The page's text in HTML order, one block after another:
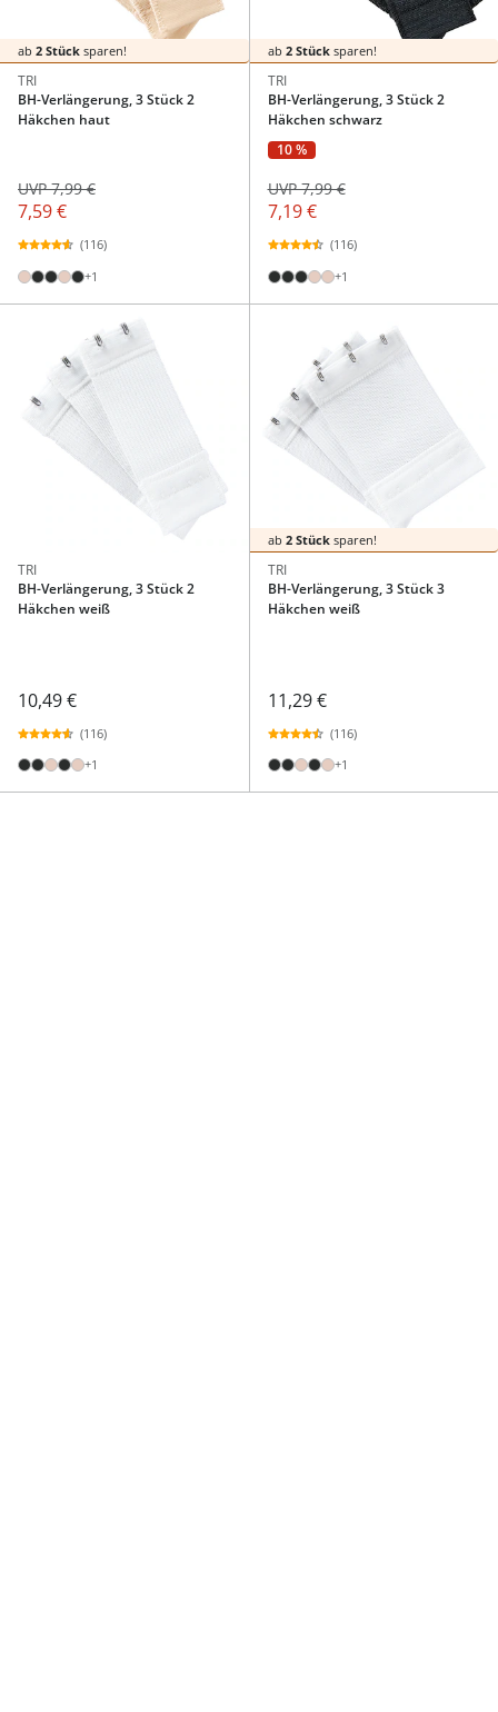
ab 2 Stück sparen!
TRI
BH-Verlängerung, 3 Stück 2
Häkchen haut
7,59 €
UVP 7,99 €
(116)
+1
ab 2 Stücksparen!
TRI
BH-Verlängerung, 3 Stück 2
Häkchen schwarz
10 %
7,19 €
UVP 7,99 €
(116)
+1
TRI
BH-Verlängerung, 3 Stück 2
Häkchen weiß
10,49 €
(116)
+1
ab 2 Stücksparen!
TRI
BH-Verlängerung, 3 Stück 3
Häkchen weiß
11,29 €
(116)
+1